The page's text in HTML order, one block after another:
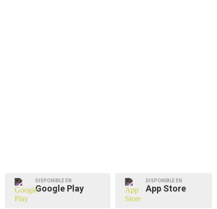
DISPONIBLE EN
Google Play
DISPONIBLE EN
App Store